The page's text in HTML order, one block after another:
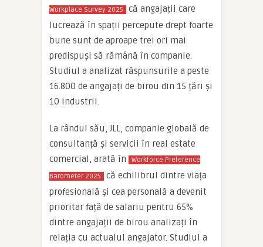
Workplace Survey 2025
că angajații care
lucrează în spații percepute drept foarte
bune sunt de aproape trei ori mai
predispuși să rămână în companie.
Studiul a analizat răspunsurile a peste
16.800 de angajați de birou din 15 țări și
10 industrii.
La rândul său, JLL, companie globală de
consultanță și servicii în real estate
comercial, arată în
Workforce Preference
Barometer 2025
că echilibrul dintre viața
profesională și cea personală a devenit
prioritar față de salariu pentru 65%
dintre angajații de birou analizați în
relația cu actualul angajator. Studiul a